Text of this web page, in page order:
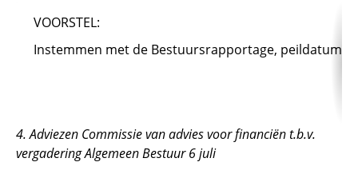
VOORSTEL:
Instemmen met de Bestuursrapportage, peildatum 1
4. Adviezen Commissie van advies voor financiën t.b.v.
vergadering Algemeen Bestuur 6 juli